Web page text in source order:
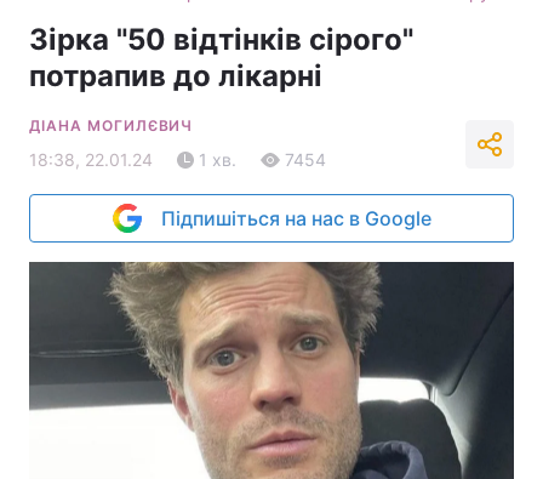
Зірка "50 відтінків сірого"
потрапив до лікарні
ДІАНА МОГИЛЄВИЧ
18:38, 22.01.24 1 хв. 7454
Підпишіться на нас в Google